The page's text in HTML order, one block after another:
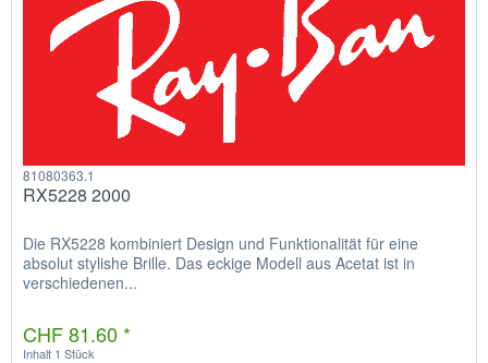
81080363.1
RX5228 2000
Die RX5228 kombiniert Design und Funktionalität für eine
absolut stylishe Brille. Das eckige Modell aus Acetat ist in
verschiedenen...
CHF 81.60 *
Inhalt 1 Stück